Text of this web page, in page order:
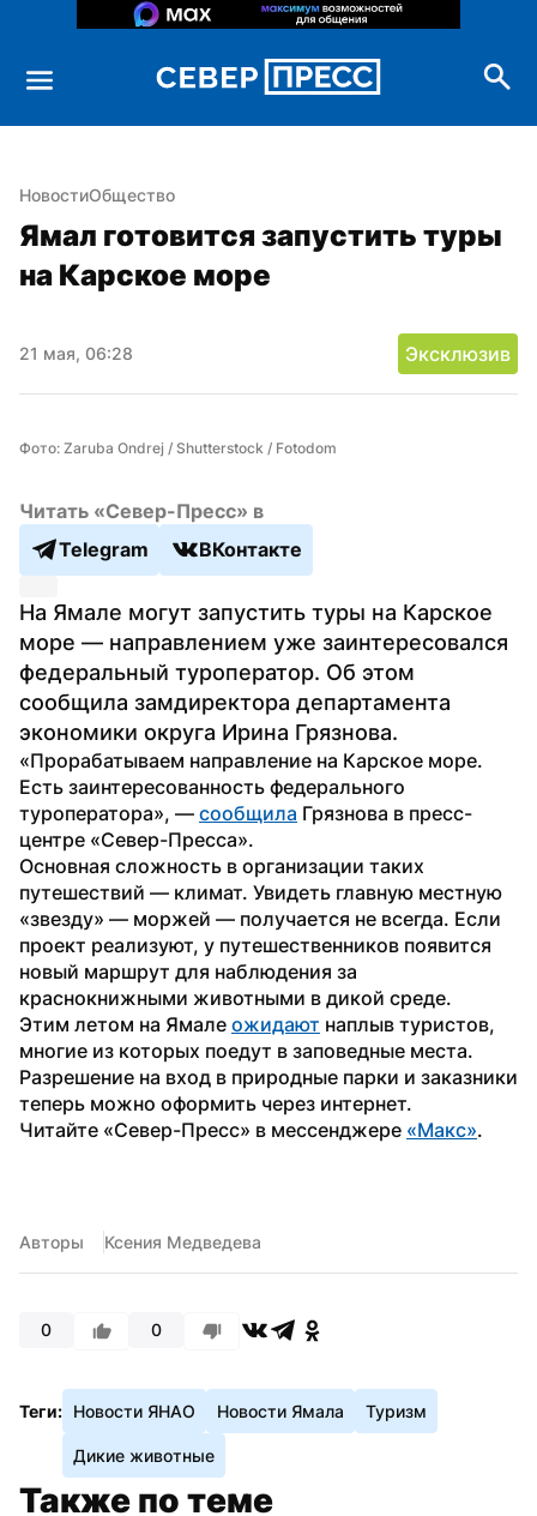
НовостиОбщество
Ямал готовится запустить туры
на Карское море
21 мая, 06:28 Эксклюзив
Фото: Zaruba Ondrej / Shutterstock / Fotodom
Читать «Север-Пресс» в
Telegram
ВКонтакте
На Ямале могут запустить туры на Карское
море — направлением уже заинтересовался
федеральный туроператор. Об этом
сообщила замдиректора департамента
экономики округа Ирина Грязнова.
«Прорабатываем направление на Карское море.
Есть заинтересованность федерального
туроператора», — сообщила Грязнова в пресс-
центре «Север-Пресса».
Основная сложность в организации таких
путешествий — климат. Увидеть главную местную
«звезду» — моржей — получается не всегда. Если
проект реализуют, у путешественников появится
новый маршрут для наблюдения за
краснокнижными животными в дикой среде.
Этим летом на Ямале ожидают наплыв туристов,
многие из которых поедут в заповедные места.
Разрешение на вход в природные парки и заказники
теперь можно оформить через интернет.
Читайте «Север-Пресс» в мессенджере «Макс».
Авторы Ксения Медведева
0 0
Теги: Новости ЯНАО Новости Ямала Туризм
Дикие животные
Также по теме